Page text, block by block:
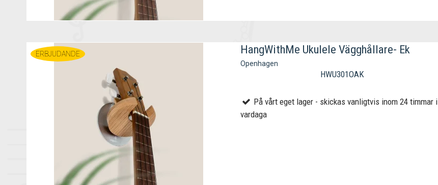
ERBJUDANDE HangWithMe Ukulele Vägghållare- Ek
Openhagen
HWU301OAK
På vårt eget lager - skickas vanligtvis inom 24 timmar i
vardaga